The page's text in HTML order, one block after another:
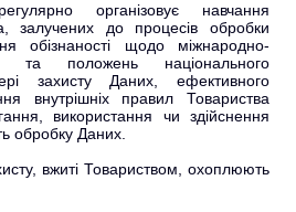
організовує навчання
залучених до процесів обробки
обізнаності щодо міжнародно-
та положень національного
захисту Даних, ефективного
внутрішніх правил Товариства
використання чи здійснення
обробку Даних.
вжиті Товариством, охоплюють